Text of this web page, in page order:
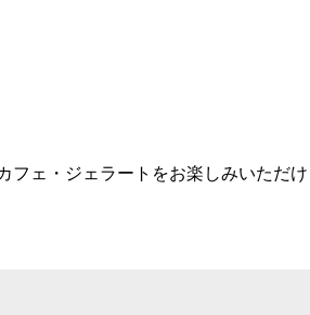
フェ・ジェラートをお楽しみいただ